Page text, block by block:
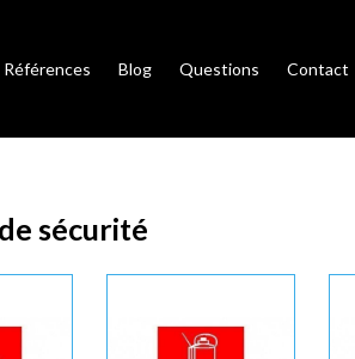
Références Blog Questions Contact
sécurité